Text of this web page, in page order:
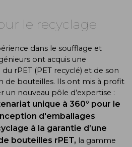
le recyclage
dans le soufflage et
ont acquis une
rPET (PET recyclé) et de son
de bouteilles. Ils ont mis à profit
un nouveau pôle d’expertise :
unique à 360° pour le
d'emballages
à la garantie d’une
bouteilles rPET, la gamme